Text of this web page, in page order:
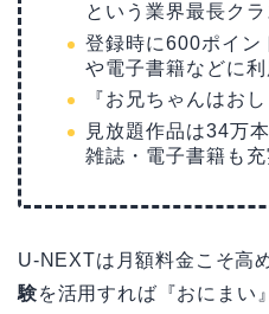
という業界最長ク
登録時に600ポイン
や電子書籍などに利
『お兄ちゃんはお
見放題作品は34万
雑誌・電子書籍も充
U-NEXTは月額料金こそ高
験を活用すれば『おにまい